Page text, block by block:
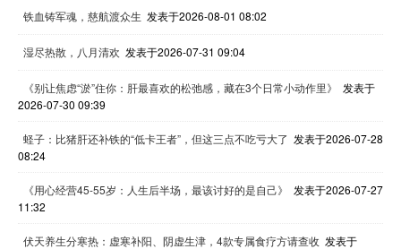
铁血铸军魂，慈航渡众生 发表于2026-08-01 08:02
湿尽热散，八月清欢 发表于2026-07-31 09:04
《别让焦虑“淤”住你：肝最喜欢的松弛感，藏在3个日常小动作里》
发表于
2026-07-30 09:39
蛏子：比猪肝还补铁的“低卡王者”，但这三点不吃亏大了 发表于2026-07-28
08:24
《用心经营45-55岁：人生后半场，最该讨好的是自己》
发表于2026-07-27
11:32
伏天养生分寒热：虚寒补阳、阴虚生津，4款专属食疗方请查收 发表于